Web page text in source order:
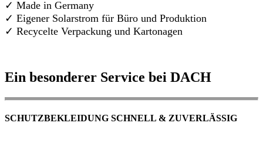
✓ Made in Germany
✓ Eigener Solarstrom für Büro und Produktion
✓ Recycelte Verpackung und Kartonagen
Ein besonderer Service bei DACH
SCHUTZBEKLEIDUNG SCHNELL & ZUVERLÄSSIG